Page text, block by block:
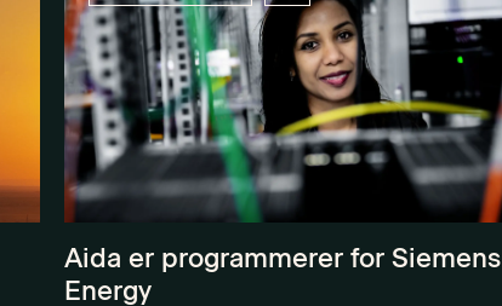
Aida er programmerer for Siemens
Energy